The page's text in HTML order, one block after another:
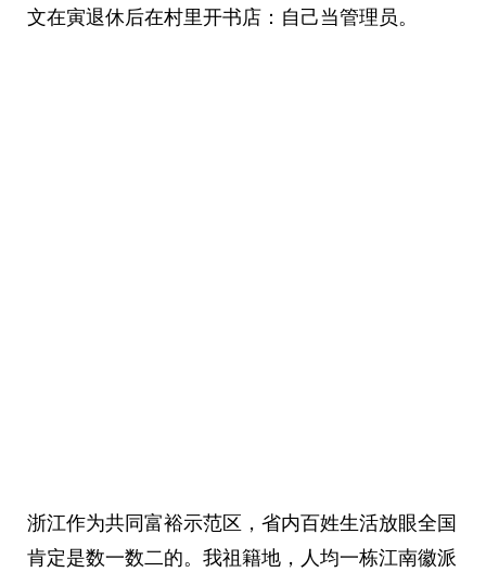
文在寅退休后在村里开书店：自己当管理员。
浙江作为共同富裕示范区，省内百姓生活放眼全国
肯定是数一数二的。我祖籍地，人均一栋江南徽派